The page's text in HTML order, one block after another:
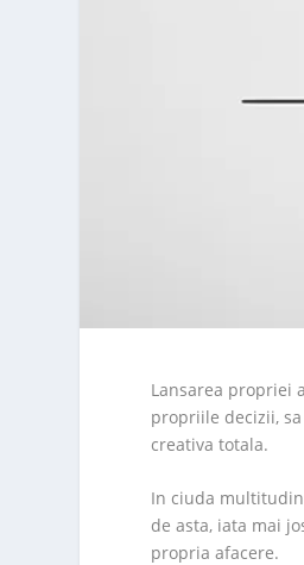
Lansarea propriei
propriile decizii,
creativa totala.
In ciuda
de asta, iata mai
propria afacere.